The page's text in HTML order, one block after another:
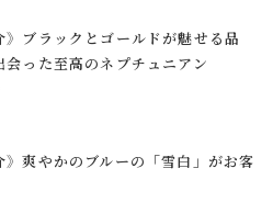
》ブラックとゴールドが魅せる品
った至高のネプチュニアン
》爽やかのブルーの「雪白」がお客